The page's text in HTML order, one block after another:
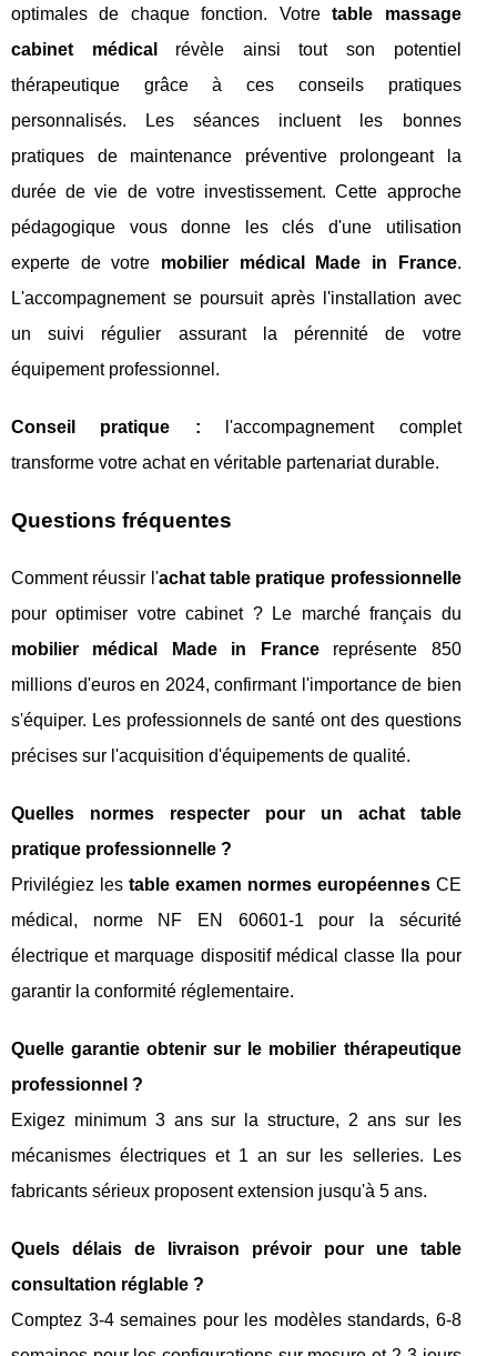
optimales de chaque fonction. Votretable massage
cabinet médical
révèle ainsi tout son potentiel
thérapeutique grâce à ces conseils pratiques
personnalisés. Les séances incluent les bonnes
pratiques de maintenance préventive prolongeant la
durée de vie de votre investissement. Cette approche
pédagogique vous donne les clés d'une utilisation
experte de votre mobilier médical Made in France.
L'accompagnement se poursuit après l'installation avec
un suivi régulier assurant la pérennité de votre
équipement professionnel.
Conseil pratique : l'accompagnement complet
transforme votre achat en véritable partenariat durable.
Questions fréquentes
Comment réussir l'achat table pratique professionnelle
pour optimiser votre cabinet ? Le marché français du
mobilier médical Made in Francereprésente 850
millions d'euros en 2024, confirmant l'importance de bien
s'équiper. Les professionnels de santé ont des questions
précises sur l'acquisition d'équipements de qualité.
Quelles normes respecter pour un achat table
pratique professionnelle ?
Privilégiez lestable examen normes européennesCE
médical, norme NF EN 60601-1 pour la sécurité
électrique et marquage dispositif médical classe IIa pour
garantir la conformité réglementaire.
Quelle garantie obtenir sur le mobilier thérapeutique
professionnel ?
Exigez minimum 3 ans sur la structure, 2 ans sur les
mécanismes électriques et 1 an sur les selleries. Les
fabricants sérieux proposent extension jusqu'à 5 ans.
Quels délais de livraison prévoir pour une table
consultation réglable ?
Comptez 3-4 semaines pour les modèles standards, 6-8